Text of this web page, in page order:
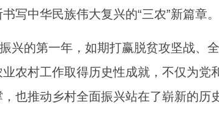
写中华民族伟大复兴的“三农”新篇章。
兴的第一年，如期打赢脱贫攻坚战、
农村工作取得历史性成就，不仅为党
也推动乡村全面振兴站在了崭新的历